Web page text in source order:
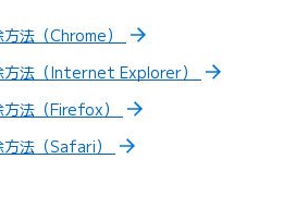
法（Chrome）
方法（Internet Explorer）
法（Firefox）
法（Safari）